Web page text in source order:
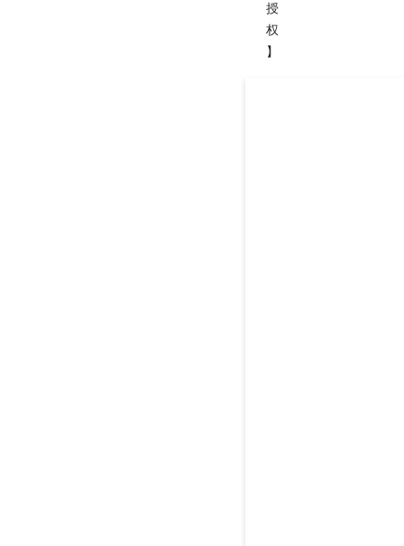
授
权
】